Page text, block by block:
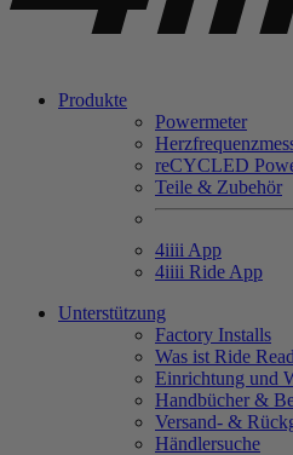
Produkte
Powermeter
reCYCLED
Teile & Zubehör
4iiii App
4iiii Ride App
Unterstützung
Factory Installs
Was ist Ride
Einrichtung und
Handbücher &
Versand- &
Händlersuche